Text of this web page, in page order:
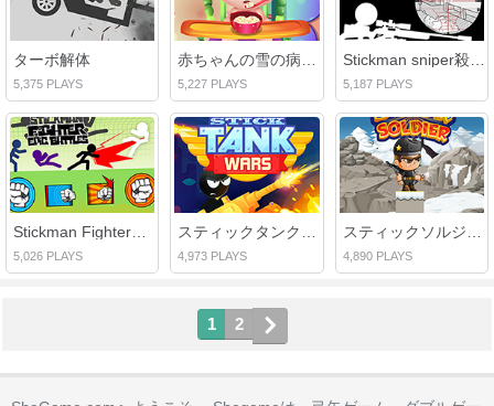
ターボ解体
5,375 PLAYS 5,227 PLAYS
Stickman sniper殺すためにタップ
5,187 PLAYS
5,026 PLAYS 4,973 PLAYS 4,890 PLAYS
1 2